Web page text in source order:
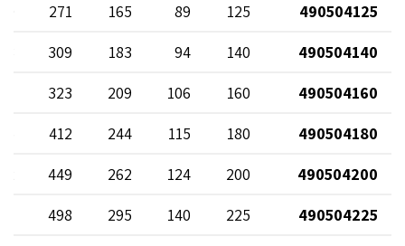
490504125
125
89
165
271
490504140
140
94
183
309
490504160
160
106
209
323
490504180
180
115
244
412
490504200
200
124
262
449
490504225
225
140
295
498